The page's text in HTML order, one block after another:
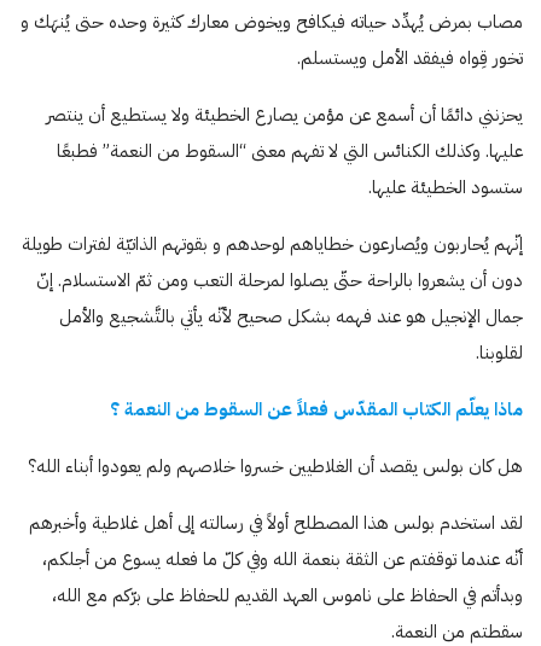
مصاب بمرض يُهدِّد حياته فيكافح ويخوض معارك كثيرة وحده حتى يُنهَك و
تخور قِواه فيفقد الأمل ويستسلم.
يحزنني دائمًا أن أسمع عن مؤمن يصارع الخطيئة ولا يستطيع أن ينتصر
عليها. وكذلك الكنائس التي لا تفهم معنى “السقوط من النعمة” فطبعًا
ستسود الخطيئة عليها.
إنّهم يُحاربون ويُصارعون خطاياهم لوحدهم و بقوتهم الذاتيّة لفترات طويلة
دون أن يشعروا بالراحة حتّى يصلوا لمرحلة التعب ومن ثمّ الاستسلام. إنّ
جمال الإنجيل هو عند فهمه بشكل صحيح لأنّه يأتي بالتَّشجيع والأمل
لقلوبنا.
ماذا يعلّم الكتاب المقدّس فعلاً عن السقوط من النعمة ؟
هل كان بولس يقصد أن الغلاطيين خسروا خلاصهم ولم يعودوا أبناء الله؟
لقد استخدم بولس هذا المصطلح أولاً في رسالته إلى أهل غلاطية وأخبرهم
أنّه عندما توقفتم عن الثقة بنعمة الله وفي كلّ ما فعله يسوع من أجلكم،
وبدأتم في الحفاظ على ناموس العهد القديم للحفاظ على برّكم مع الله،
سقطتم من النعمة.